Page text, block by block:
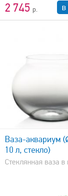
2 745
Ваза-аквариум
10 л, стекло)
Стеклянная ваза
быстрый